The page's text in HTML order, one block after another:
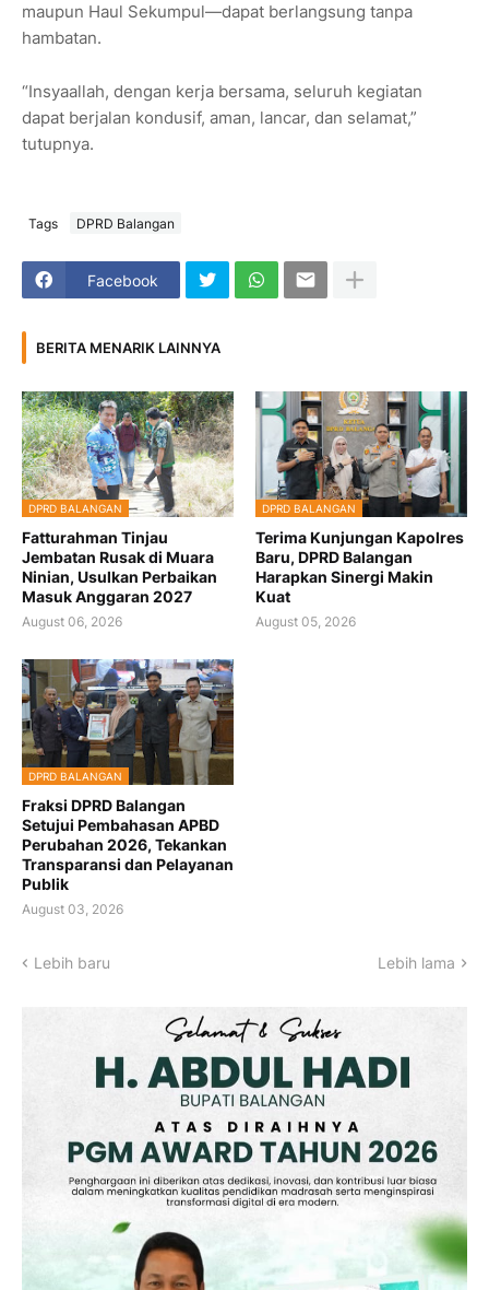
maupun Haul Sekumpul—dapat berlangsung tanpa
hambatan.
“Insyaallah, dengan kerja bersama, seluruh kegiatan
dapat berjalan kondusif, aman, lancar, dan selamat,”
tutupnya.
Tags DPRD Balangan
Facebook
BERITA MENARIK LAINNYA
DPRD BALANGAN
Fatturahman Tinjau
Jembatan Rusak di Muara
Ninian, Usulkan Perbaikan
Masuk Anggaran 2027
August 06, 2026
DPRD BALANGAN
Terima Kunjungan Kapolres
Baru, DPRD Balangan
Harapkan Sinergi Makin
Kuat
August 05, 2026
DPRD BALANGAN
Fraksi DPRD Balangan
Setujui Pembahasan APBD
Perubahan 2026, Tekankan
Transparansi dan Pelayanan
Publik
August 03, 2026
Lebih baru Lebih lama